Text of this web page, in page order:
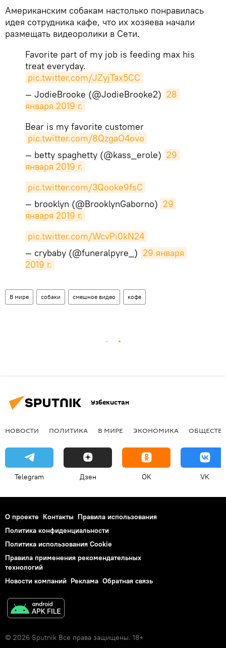
Американским собакам настолько понравилась
идея сотрудника кафе, что их хозяева начали
размещать видеоролики в Сети.
Favorite part of my job is feeding max his
treat everyday.
pic.twitter.com/JZyjTax5CC
— JodieBrooke (@JodieBrooke2) 28
января 2019 г.
Bear is my favorite customer
pic.twitter.com/8QzgaO4ovo
— betty spaghetty (@kass_erole) 29
января 2019 г.
pic.twitter.com/3Qooke9fsC
— brooklyn (@BrooklynGaborno) 29
января 2019 г.
pic.twitter.com/WcvPi0kN24
— crybaby (@funeralpyre_) 29 января
2019 г.
В мире собаки смешное видео кофе
Узбекистан
НОВОСТИ ПОЛИТИКА В МИРЕ ЭКОНОМИКА
Telegram Дзен OK VK
О проекте Контакты Правила использования
Политика конфиденциальности
Политика использования Cookie
Правила применения рекомендательных
технологий
Новости компаний Реклама Обратная связь
© 2026 Sputnik Все права защищены. 18+